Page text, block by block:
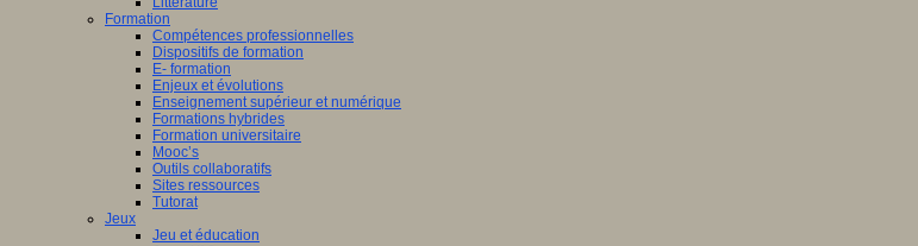
Formation
Compétences professionnelles
Dispositifs de formation
E- formation
Enjeux et évolutions
Enseignement supérieur et numérique
Formations hybrides
Formation universitaire
Mooc’s
Outils collaboratifs
Sites ressources
Tutorat
Jeux
Jeu et éducation